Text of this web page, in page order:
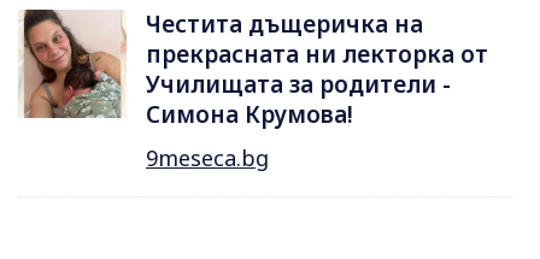
Честита дъщеричка на
прекрасната ни лекторка от
Училищата за родители -
Симона Крумова!
9meseca.bg